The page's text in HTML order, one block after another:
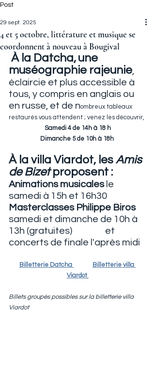
Post
4 et 5 octobre, littérature et musique se
coordonnent à nouveau à Bougival
29 sept. 2025
À la Datcha, une
muséographie rajeunie,
éclaircie et plus accessible à
tous, y compris en anglais ou
en russe, et de nombreux tableaux
restaurés vous attendent ; venez les découvrir,
Samedi 4 de 14h à 18 h
Dimanche 5 de 10h à 18h
À la villa Viardot, les Amis
de Bizet proposent :
Animations musicales le
samedi à 15h et 16h30
Masterclasses Philippe Biros
samedi et dimanche de 10h à
13h (gratuites)                 et
concerts de finale l'après midi
Billetterie Datcha
Billetterie villa
Viardot
Billets groupés possibles sur la billetterie villa
Viardot